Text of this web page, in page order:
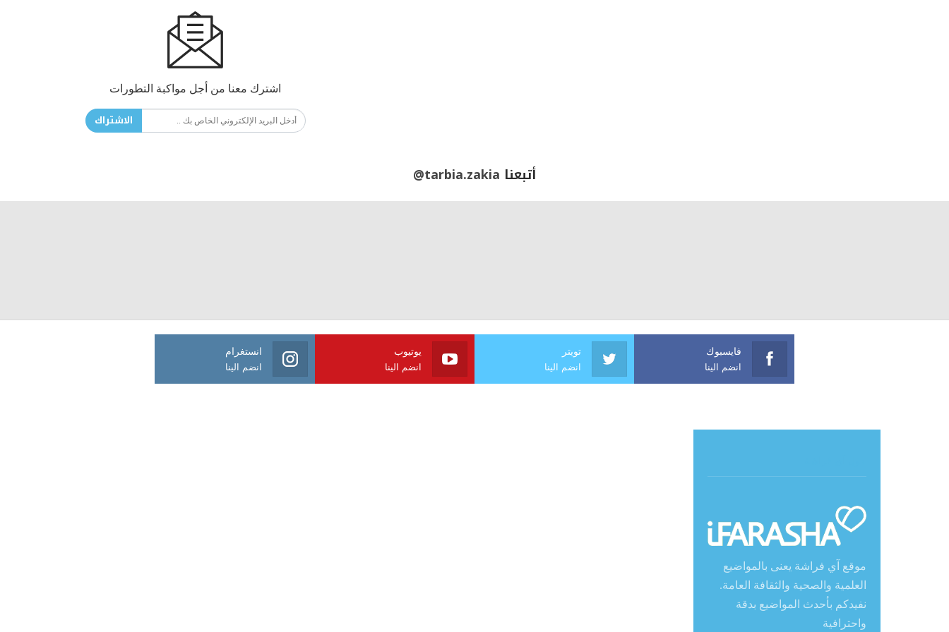
اشترك معنا من أجل مواكبة التطورات
الاشتراك
أتبعنا @tarbia.zakia
فايسبوك
انضم الينا
تويتر
انضم الينا
يوتيوب
انضم الينا
انستغرام
انضم الينا
موقع آي فراشة يعنى بالمواضيع
العلمية والصحية والثقافة العامة.
نفيدكم بأحدث المواضيع بدقة
واحترافية